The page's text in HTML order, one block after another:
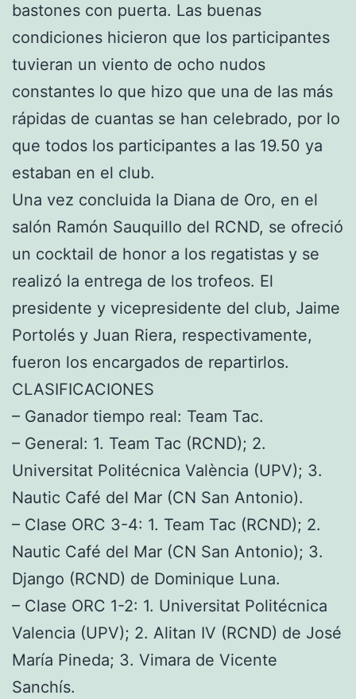
bastones con puerta. Las buenas
condiciones hicieron que los participantes
tuvieran un viento de ocho nudos
constantes lo que hizo que una de las más
rápidas de cuantas se han celebrado, por lo
que todos los participantes a las 19.50 ya
estaban en el club.
Una vez concluida la Diana de Oro, en el
salón Ramón Sauquillo del RCND, se ofreció
un cocktail de honor a los regatistas y se
realizó la entrega de los trofeos. El
presidente y vicepresidente del club, Jaime
Portolés y Juan Riera, respectivamente,
fueron los encargados de repartirlos.
CLASIFICACIONES
– Ganador tiempo real: Team Tac.
– General: 1. Team Tac (RCND); 2.
Universitat Politécnica València (UPV); 3.
Nautic Café del Mar (CN San Antonio).
– Clase ORC 3-4: 1. Team Tac (RCND); 2.
Nautic Café del Mar (CN San Antonio); 3.
Django (RCND) de Dominique Luna.
– Clase ORC 1-2: 1. Universitat Politécnica
Valencia (UPV); 2. Alitan IV (RCND) de José
María Pineda; 3. Vimara de Vicente
Sanchís.